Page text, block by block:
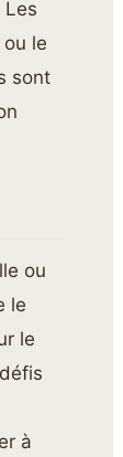
Les
le
sont
ou
le
le
à